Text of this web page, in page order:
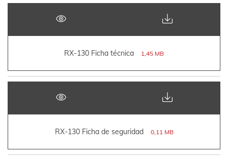
RX-130 Ficha técnica 1,45 MB
RX-130 Ficha de seguridad 0,11 MB